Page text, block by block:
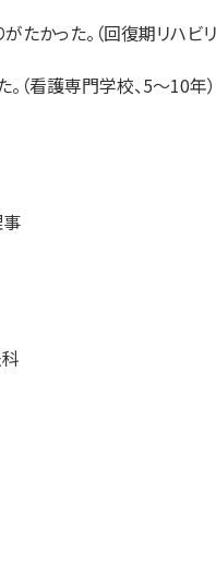
かった。（回復期リハビリ
（看護専門学校、5～10年）
事